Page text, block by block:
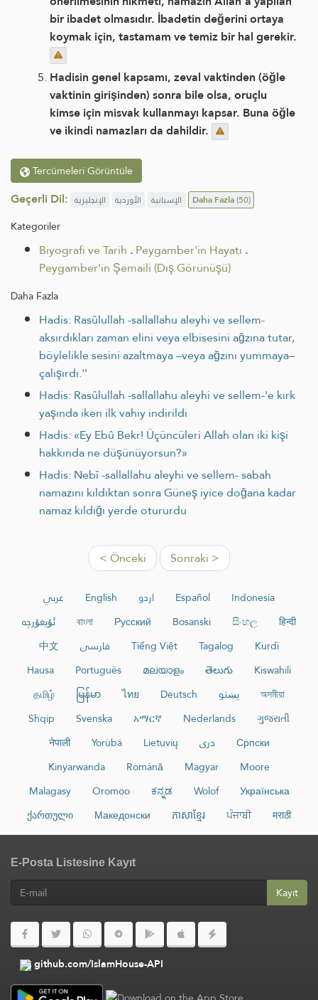
bir ibadet olmasıdır. İbadetin değerini ortaya
koymak için, tastamam ve temiz bir hal gerekir.
Hadisin genel kapsamı, zeval vaktinden (öğle
vaktinin girişinden) sonra bile olsa, oruçlu
kimse için misvak kullanmayı kapsar. Buna öğle
ve ikindi namazları da dahildir.
Tercümeleri Görüntüle
Geçerli Dil: الإنجليزية الأوردية الإسبانية Daha Fazla(50)
Kategoriler
Biyografi ve Tarih .Peygamber'in Hayatı .
Peygamber'in Şemaili (Dış Görünüşü)
Daha Fazla
Hadis: Rasûlullah -sallallahu aleyhi ve sellem-
aksırdıkları zaman elini veya elbisesini ağzına tutar,
böylelikle sesini azaltmaya –veya ağzını yummaya–
çalışırdı.''
Hadis: Rasûlullah -sallallahu aleyhi ve sellem-'e kırk
yaşında iken ilk vahiy indirildi
Hadis: «Ey Ebû Bekr! Üçüncüleri Allah olan iki kişi
hakkında ne düşünüyorsun?»
Hadis: Nebî -sallallahu aleyhi ve sellem- sabah
namazını kıldıktan sonra Güneş iyice doğana kadar
namaz kıldığı yerde otururdu
< Önceki Sonraki >
عربي English اردو Español
Indonesia
ئۇيغۇرچە
বাংলা Русский Bosanski සිංහල
हिन्दी
中文
فارسی Tiếng Việt Tagalog
Kurdî
Hausa
Português മലയാളം తెలుగు
Kiswahili
தமிழ்
မြန်မာ ไทย Deutsch پښتو
অসমীয়া
Shqip
Svenska አማርኛ Nederlands
ગુજરાતી
नेपाली
Yorùbá Lietuvių دری
Српски
Kinyarwanda
Română Magyar
Moore
Malagasy
Oromoo ಕನ್ನಡ Wolof
Українська
ქართული
Македонски ភាសាខ្មែរ ਪੰਜਾਬੀ मराठी
E-Posta Listesine Kayıt
Kayıt
github.com/IslamHouse-API